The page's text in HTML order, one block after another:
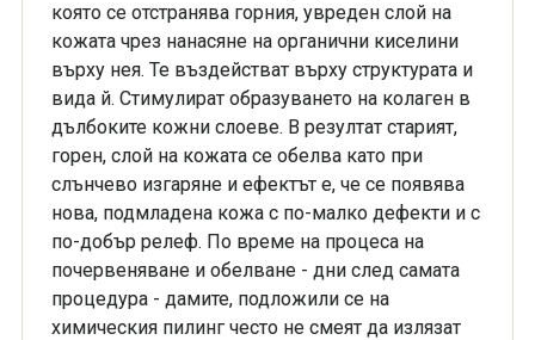
която се отстранява горния, увреден слой на
кожата чрез нанасяне на органични киселини
върху нея. Те въздействат върху структурата и
вида й. Стимулират образуването на колаген в
дълбоките кожни слоеве. В резултат старият,
горен, слой на кожата се обелва като при
слънчево изгаряне и ефектът е, че се появява
нова, подмладена кожа с по-малко дефекти и с
по-добър релеф. По време на процеса на
почервеняване и обелване - дни след самата
процедура - дамите, подложили се на
химическия пилинг често не смеят да излязат